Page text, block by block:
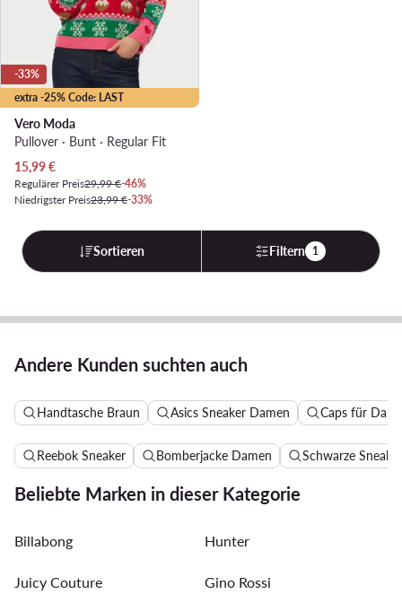
extra -25% Code: LAST
-33%
Vero Moda
Pullover · Bunt · Regular Fit
Aktueller Preis
15,99€
Regulärer Preis29,99 €-46%
Niedrigster Preis23,99 €-33%
Sortieren Filtern 1
Andere Kunden suchten auch
Handtasche Braun Asics Sneaker Damen Caps für
Reebok Sneaker Bomberjacke Damen Schwarze
Beliebte Marken in dieser Kategorie
Billabong Hunter
Juicy Couture Gino Rossi